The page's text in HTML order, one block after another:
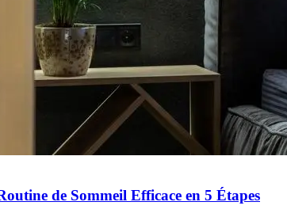
de Sommeil Efficace en 5 Étapes